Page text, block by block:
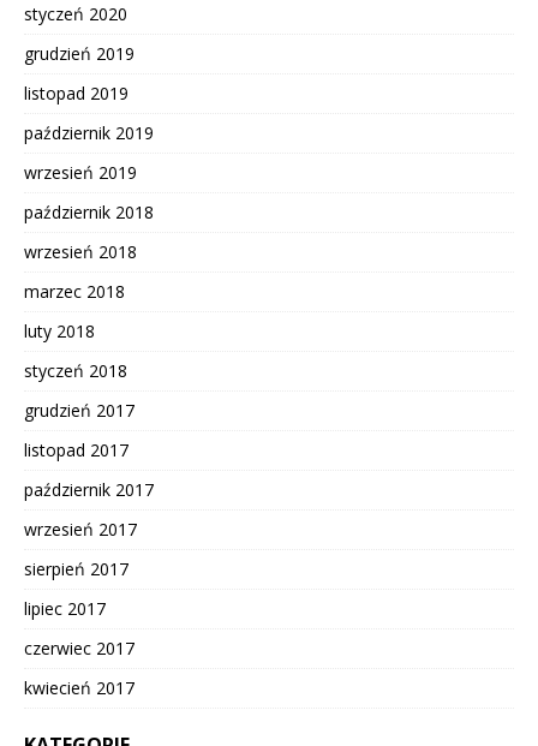
styczeń 2020
grudzień 2019
listopad 2019
październik 2019
wrzesień 2019
październik 2018
wrzesień 2018
marzec 2018
luty 2018
styczeń 2018
grudzień 2017
listopad 2017
październik 2017
wrzesień 2017
sierpień 2017
lipiec 2017
czerwiec 2017
kwiecień 2017